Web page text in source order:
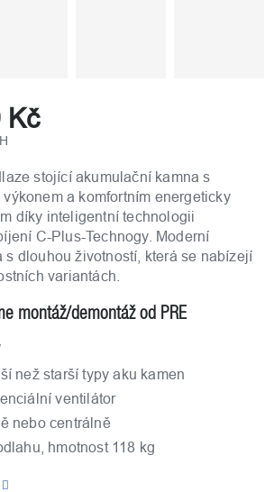
Kč
stojící akumulační kamna s
a komfortním energeticky
díky inteligentní technologii
C-Plus-Technogy. Moderní
s dlouhou životností, která se nabízejí
variantách.
montáž/demontáž od PRE
než starší typy aku kamen
ventilátor
nebo centrálně
hmotnost 118 kg